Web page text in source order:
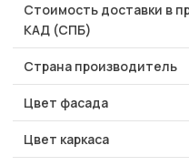
Стоимость доставки в
КАД (СПБ)
Страна производитель
Цвет фасада
Цвет каркаса